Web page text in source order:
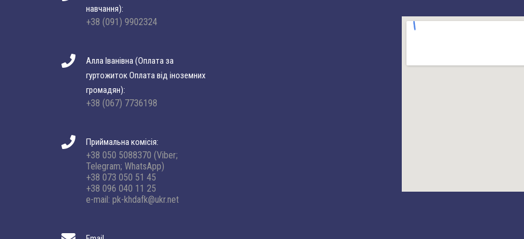
навчання):
+38 (091) 9902324
Алла Іванівна (Оплата за
гуртожиток Оплата від іноземних
громадян):
+38 (067) 7736198
Приймальна комісія:
+38 050 5088370 (Viber;
Telegram; WhatsApp)
+38 073 050 51 45
+38 096 040 11 25
e-mail: pk-khdafk@ukr.net